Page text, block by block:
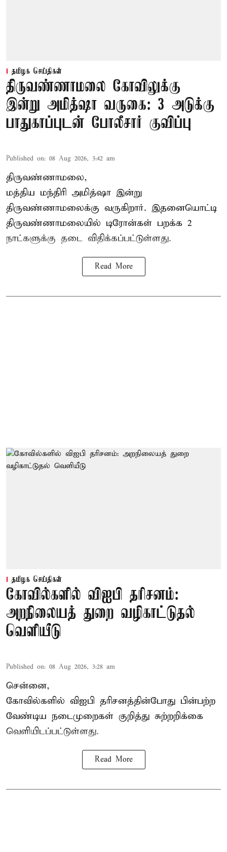
தமிழக செய்திகள்
திருவண்ணாமலை கோவிலுக்கு
இன்று அமித்ஷா வருகை: 3 அடுக்கு
பாதுகாப்புடன் போலீசார் குவிப்பு
Published on: 08 Aug 2026, 3:42 am
திருவண்ணாமலை,
மத்திய மந்திரி அமித்ஷா இன்று
திருவண்ணாமலைக்கு வருகிறார். இதனையொட்டி
திருவண்ணாமலையில் டிரோன்கள் பறக்க 2
நாட்களுக்கு தடை விதிக்கப்பட்டுள்ளது.
Read More
தமிழக செய்திகள்
கோவில்களில் விஐபி தரிசனம்:
அறநிலையத் துறை வழிகாட்டுதல்
வெளியீடு
Published on: 08 Aug 2026, 3:28 am
சென்னை,
கோவில்களில் விஐபி தரிசனத்தின்போது பின்பற்ற
வேண்டிய நடைமுறைகள் குறித்து சுற்றறிக்கை
வெளியிடப்பட்டுள்ளது.
Read More